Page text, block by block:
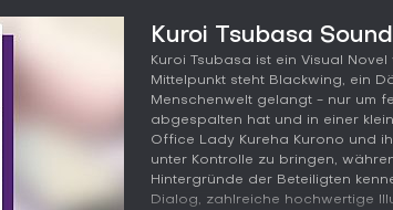
Kuroi Tsubasa
Kuroi Tsubasa ist ein Visual
Mittelpunkt steht Blackwing, ein
Menschenwelt gelangt - nur um
abgespalten hat und in einer
Office Lady Kureha Kurono und
unter Kontrolle zu bringen,
Hintergründe der Beteiligten
Dialog, zahlreiche hochwertige